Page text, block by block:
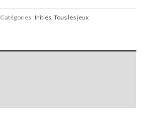
Catégories :Initiés ,Tous les jeux